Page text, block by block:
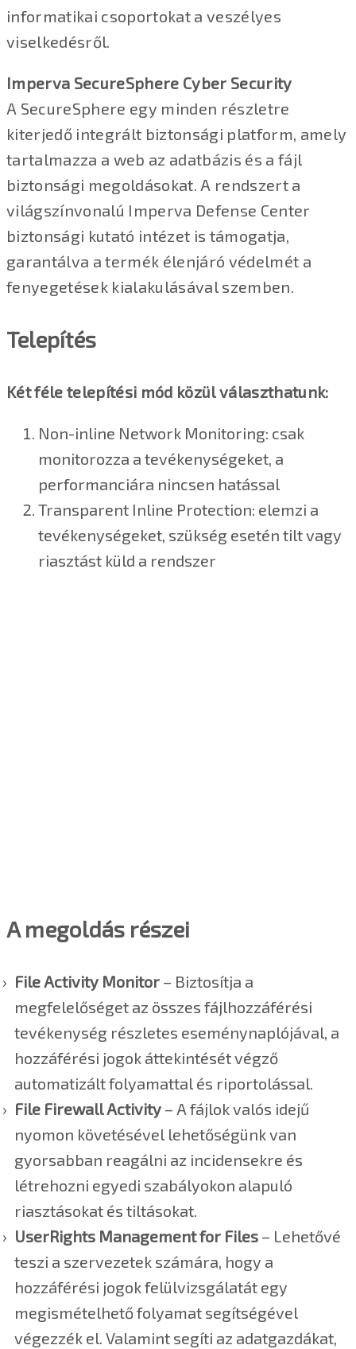
informatikai csoportokat a veszélyes
viselkedésről.
Imperva SecureSphere Cyber Security
A SecureSphere egy minden részletre
kiterjedő integrált biztonsági platform, amely
tartalmazza a web az adatbázis és a fájl
biztonsági megoldásokat. A rendszert a
világszínvonalú Imperva Defense Center
biztonsági kutató intézet is támogatja,
garantálva a termék élenjáró védelmét a
fenyegetések kialakulásával szemben.
Telepítés
Két féle telepítési mód közül választhatunk:
Non-inline Network Monitoring: csak
monitorozza a tevékenységeket, a
performanciára nincsen hatással
Transparent Inline Protection: elemzi a
tevékenységeket, szükség esetén tilt vagy
riasztást küld a rendszer
A megoldás részei
File Activity Monitor – Biztosítja a
megfelelőséget az összes fájlhozzáférési
tevékenység részletes eseménynaplójával, a
hozzáférési jogok áttekintését végző
automatizált folyamattal és riportolással.
File Firewall Activity – A fájlok valós idejű
nyomon követésével lehetőségünk van
gyorsabban reagálni az incidensekre és
létrehozni egyedi szabályokon alapuló
riasztásokat és tiltásokat.
UserRights Management for Files – Lehetővé
teszi a szervezetek számára, hogy a
hozzáférési jogok felülvizsgálatát egy
megismételhető folyamat segítségével
végezzék el. Valamint segíti az adatgazdákat,